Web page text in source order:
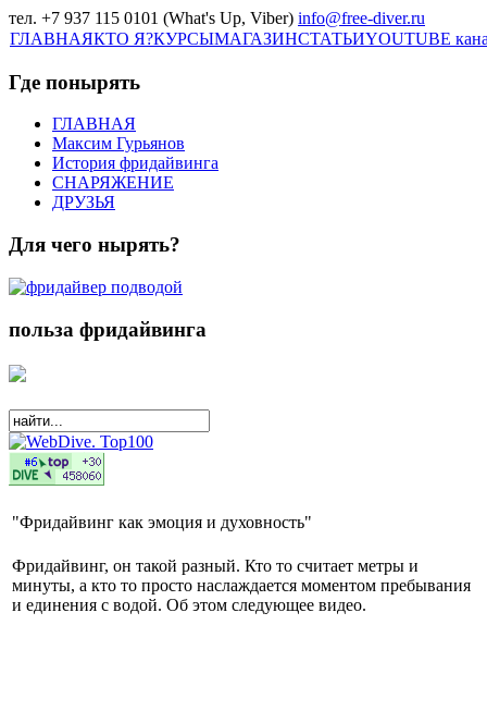
тел. +7 937 115 0101 (What's Up, Viber) info@free-diver.ru
ГЛАВНАЯКТО Я?КУРСЫМАГАЗИНСТАТЬИYOUTUBE
Где понырять
ГЛАВНАЯ
Максим Гурьянов
История фридайвинга
СНАРЯЖЕНИЕ
ДРУЗЬЯ
Для чего нырять?
польза фридайвинга
"Фридайвинг как эмоция и духовность"
Фридайвинг, он такой разный. Кто то считает метры и
минуты, а кто то просто наслаждается моментом пребывания
и единения с водой. Об этом следующее видео.